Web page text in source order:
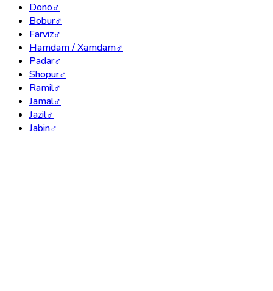
Dono♂
Bobur♂
Farviz♂
Hamdam / Xamdam♂
Padar♂
Shopur♂
Ramil♂
Jamal♂
Jazil♂
Jabin♂